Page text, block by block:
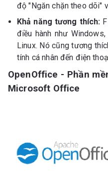
độ "Ngăn chặn theo dõi"
Khả năng tương thích:
điều hành như
Linux. Nó cũng tương
tính cá nhân đến điện
OpenOffice - Phần
Microsoft Office